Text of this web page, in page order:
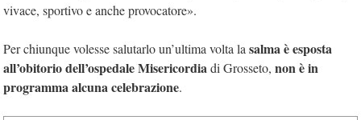
vivace, sportivo e anche provocatore».
Per chiunque volesse salutarlo un’ultima volta la salma è esposta
all’obitorio dell’ospedale Misericordiadi Grosseto, non è in
programma alcuna celebrazione.